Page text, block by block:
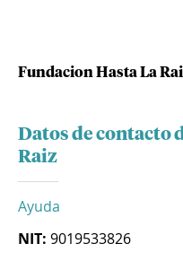
Fundacion Hasta La
Datos de contacto
Raiz
Ayuda
NIT: 9019533826